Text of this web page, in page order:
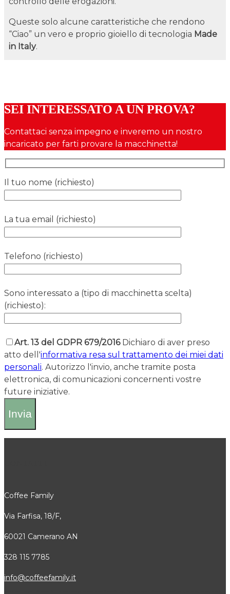
Queste solo alcune caratteristiche che rendono
“Ciao” un vero e proprio gioiello di tecnologia Made
in Italy.
SEI INTERESSATO A UN PROVA?
Contattaci senza impegno e inveremo un nostro
incaricato per farti provare la macchinetta!
Il tuo nome (richiesto)
La tua email (richiesto)
Telefono (richiesto)
Sono interessato a (tipo di macchinetta scelta)
(richiesto):
Art. 13 del GDPR 679/2016 Dichiaro di aver preso
atto dell'informativa resa sul trattamento dei miei dati
personali. Autorizzo l'invio, anche tramite posta
elettronica, di comunicazioni concernenti vostre
future iniziative.
Coffee Family
Via Farfisa, 18/F,
60021 Camerano AN
328 115 7785
info@coffeefamily.it